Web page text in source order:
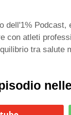
dell'1%
con atleti
tra salute